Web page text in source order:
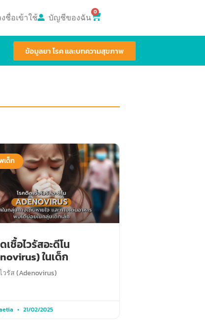
ชื่อเข้าใช้ บัญชีของฉัน 0
ข้อมูลยา โรค และบทความสุขภาพ
เด็ก
เชื้อไวรัสอะดีโน
ในเด็ก
รัส (Adenovirus)
21/02/2025